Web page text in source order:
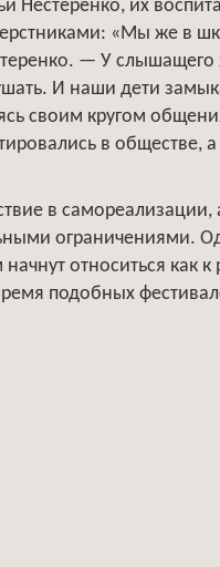
Нестеренко, их
«Мы же в
— У слышащего
И наши дети
своим кругом
в обществе, а
в самореализации,
ограничениями.
относиться как
подобных